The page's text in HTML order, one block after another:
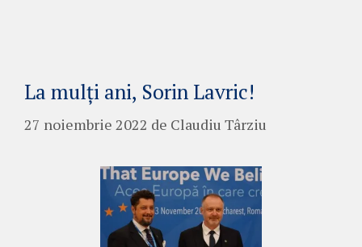
La mulți ani, Sorin Lavric!
27 noiembrie 2022 de Claudiu Târziu